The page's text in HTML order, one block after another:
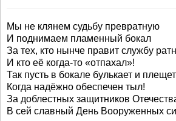
Мы не клянем судьбу превратную
И поднимаем пламенный бокал
За тех, кто нынче правит службу
И кто её когда-то «отпахал»!
Так пусть в бокале булькает и
Когда надёжно обеспечен тыл!
За доблестных защитников
В сей славный День Вооруженных